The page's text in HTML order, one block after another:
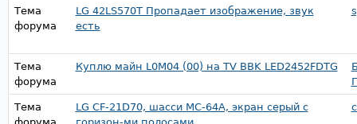
Тема
форума
LG 42LS570T Пропадает изображение, звук
есть
Тема
форума
Куплю майн L0M04 (00) на TV BBK LED2452FDTG
Тема
LG CF-21D70, шасси МС-64А, экран серый с